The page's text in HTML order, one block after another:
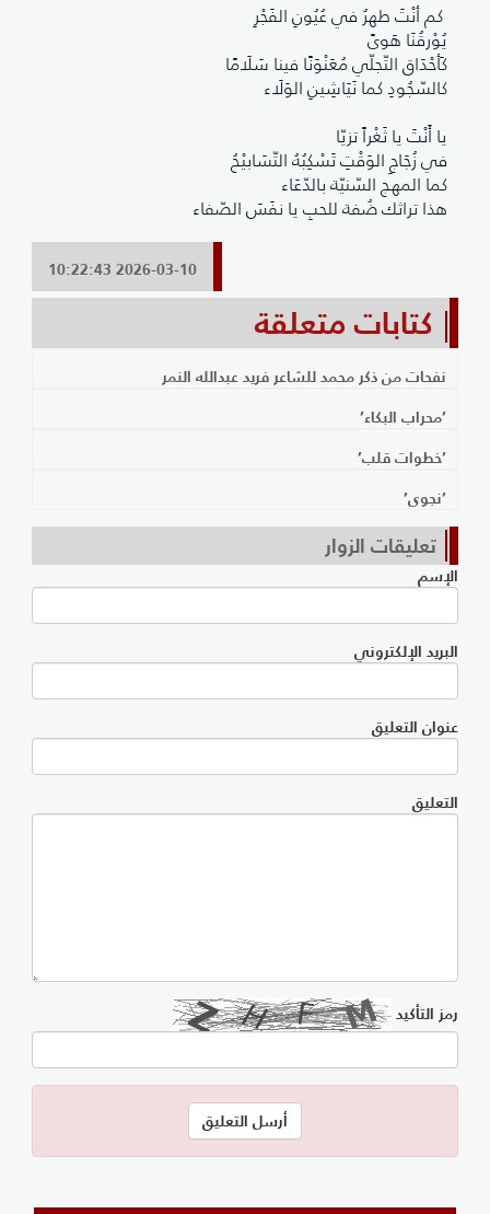
كم أنْتَ طهرٌ في عُيُونِ الفَجْرِ
يُوْرقُنَا هَوىً
كَأحْدَاق التّجلّي مُعَنْوَنًا فينا سَلَامًا
كالسّجُودِ كما نَيَاشِينِ الوَلَاء
يا أَنْتَ يا ثَغْراً تزيّا
في زُجَاجِ الوَقْتِ تَسْكِبُهُ التّسَابيْحُ
كما المهج السّنيّة بالدّعَاء
هذا تراثك ضُفة للحبِ يا نفَسَ الصّفاء
2026-03-10 10:22:43
كتابات متعلقة
نفحات من ذكر محمد للشاعر فريد عبدالله النمر
’محراب البكاء’
’خطوات قلب’
’نجوى’
تعليقات الزوار
الإسم
البريد الإلكتروني
عنوان التعليق
التعليق
رمز التأكيد